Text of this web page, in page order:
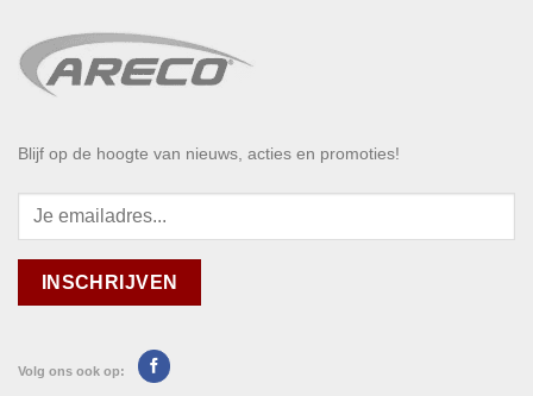
Blijf op de hoogte van nieuws, acties en promoties!
Volg ons ook op: